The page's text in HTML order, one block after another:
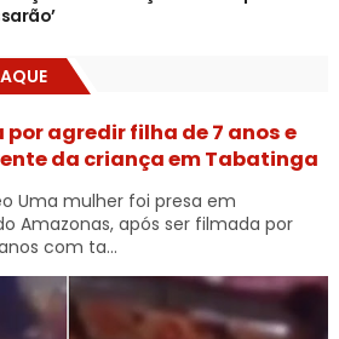
por agredir filha de 7 anos e
da criança em Tabatinga
Uma mulher foi presa em
Amazonas, após ser filmada por
com ta...